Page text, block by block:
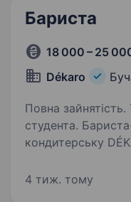
Бариста
18 000 – 25
Dékaro
Повна
студента. Бариста-офіціант у кафе-
кондитерську DÉKARO м. Буча, бул. Леоніда
каву та гостей,
4 тиж. тому